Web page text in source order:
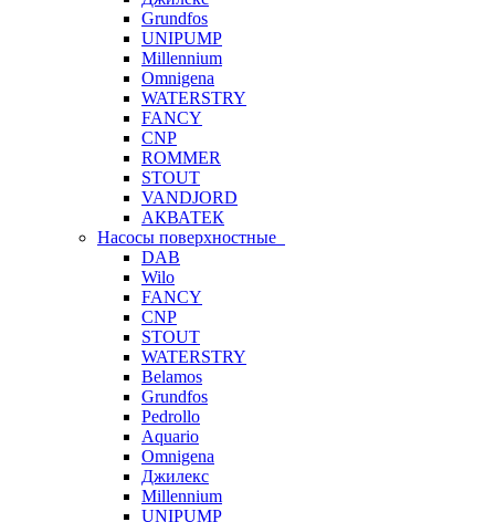
Grundfos
UNIPUMP
Millennium
Omnigena
WATERSTRY
FANCY
CNP
ROMMER
STOUT
VANDJORD
АКВАТЕК
Насосы поверхностные
DAB
Wilo
FANCY
CNP
STOUT
WATERSTRY
Belamos
Grundfos
Pedrollo
Aquario
Omnigena
Джилекс
Millennium
UNIPUMP